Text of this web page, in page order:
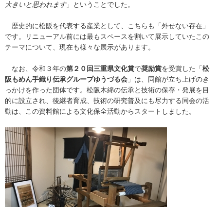
大きいと思われます」ということでした。
歴史的に松阪を代表する産業として、こちらも「外せない存在」
です。リニューアル前には最もスペースを割いて展示していたこの
テーマについて、現在も様々な展示があります。
なお、令和３年の第２０回三重県文化賞で奨励賞を受賞した「松
阪もめん手織り伝承グループゆうづる会 」は、同館が立ち上げのき
っかけを作った団体です。松阪木綿の伝承と技術の保存・発展を目
的に設立され、後継者育成、技術の研究普及にも尽力する同会の活
動は、この資料館による文化保全活動からスタートしました。